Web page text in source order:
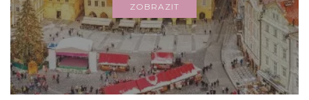
ZOBRAZIT